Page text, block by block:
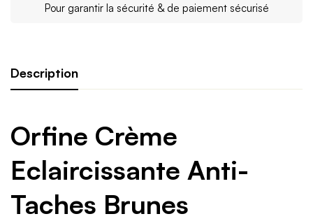
Pour garantir la sécurité & de paiement sécurisé
Description
Orfine Crème
Eclaircissante Anti-
Taches Brunes